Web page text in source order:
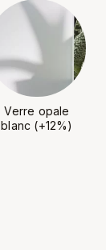
Verre opale
blanc (+12%)